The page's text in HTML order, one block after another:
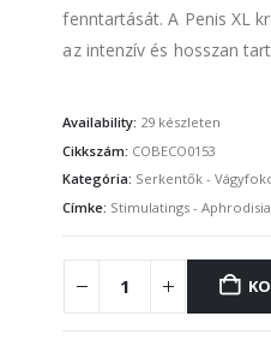
fenntartását. A Penis XL
az intenzív és hosszan
Availability: 29 készleten
Cikkszám: COBECO0153
Kategória: Serkentők -
Címke: Stimulatings -